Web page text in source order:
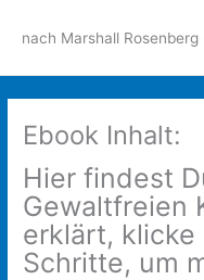
Inhaltnach Marshall
Ebook Inhalt:
Hier findest
Gewaltfreien
erklärt, klicke
Schritte, um